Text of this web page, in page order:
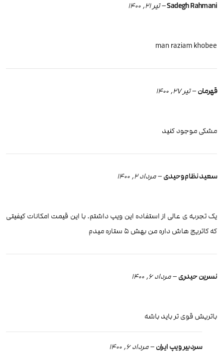
Sadegh Rahmani
– تیر 21, 1400
man raziam khobee
قهرمان– تیر 27, 1400
مشکی موجود کنید
سعید نظام وحیدی–مرداد 2, 1400
یک تجربه ی عالی از استفاده این ویپ داشتم. با این قیمت امکانات کیفیتی
که کاتریج هاش داره من بهش ۵ ستاره میدم
نسرین حیدری– مرداد 6, 1400
باتریش قوی تر باید باشه
سردبیر ویپ ایران– مرداد 6, 1400